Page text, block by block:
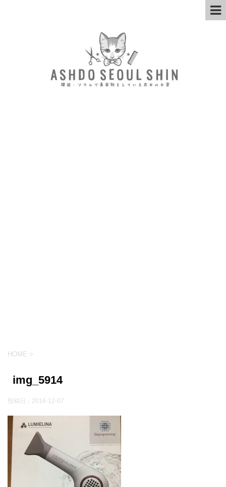
HOME >
img_5914
投稿日： 2016-12-07